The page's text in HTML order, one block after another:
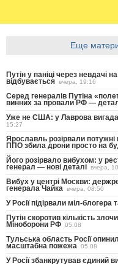
Еще
Путін у паніці через невдачі
відбувається вчера, 19:16
Серед генералів Путіна
винних за провали РФ —
Уже не США: у Лаврова
15:27
Ярославль розірвали
ППО збила дрони просто на
Його розірвало вибухом: у
генерал — нові деталі вчера,
Вибух у центрі Москви:
генерала Чайка вчера, 08:50
У Росії підірвали міл-блогера
Путін скоротив кількість
Міноборони РФ 05.08
Тульська область Росії
масштабна пожежа 05.08
У Росії збанкрутував єдиний